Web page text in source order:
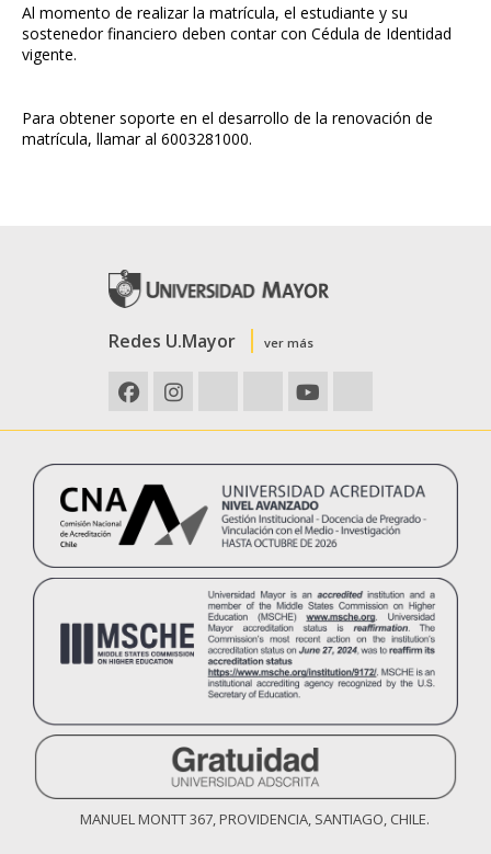
Al momento de realizar la matrícula, el estudiante y su
sostenedor financiero deben contar con Cédula de Identidad
vigente.
Para obtener soporte en el desarrollo de la renovación de
matrícula, llamar al 6003281000.
Redes U.Mayor ver más
MANUEL MONTT 367, PROVIDENCIA, SANTIAGO, CHILE.